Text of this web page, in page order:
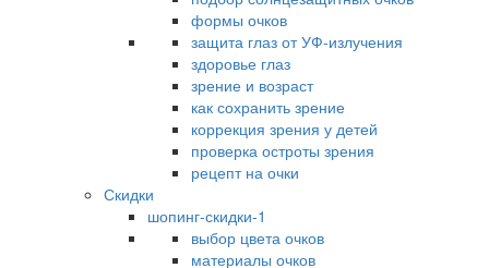
формы очков
защита глаз от УФ-излучения
здоровье глаз
зрение и возраст
как сохранить зрение
коррекция зрения у детей
проверка остроты зрения
рецепт на очки
Скидки
шопинг-скидки-1
выбор цвета очков
материалы очков